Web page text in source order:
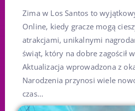
Zima w Los Santos to
Online, kiedy gracze mogą
atrakcjami, unikalnymi
świąt, który na dobre zagościł
Aktualizacja wprowadzona z
Narodzenia przynosi wiele
czas...